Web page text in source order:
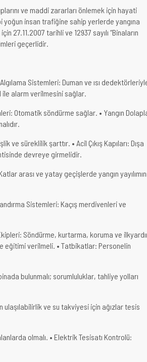
ve maddi zararları önlemek için hayati
yoğun insan trafiğine sahip yerlerde yangına
27.11.2007 tarihli ve 12937 sayılı “Binaların
geçerlidir.
Sistemleri: Duman ve ısı
ile alarm verilmesini sağlar.
Otomatik söndürme sağlar. • Yangın
ve süreklilik şarttır. • Acil Çıkış Kapıları: Dışa
devreye girmelidir.
arası ve yatay geçişlerde yangın
Sistemleri: Kaçış merdivenleri ve
Söndürme, kurtarma, koruma ve
eğitimi verilmeli. • Tatbikatlar: Personelin
bulunmalı; sorumluluklar, tahliye yolları
ulaşılabilirlik ve su takviyesi için ağızlar tesis
olmalı. • Elektrik Tesisatı Kontrolü: